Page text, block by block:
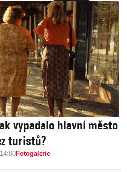
vypadalo hlavní město
turistů?
14:00Fotogalerie